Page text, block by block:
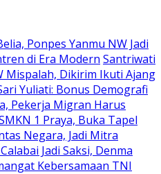
Ponpes Yanmu NW Jadi
di Era Modern Santriwati
Mispalah, Dikirim Ikuti Ajang
Yuliati: Bonus Demografi
Pekerja Migran Harus
1 Praya, Buka Tapel
Negara, Jadi Mitra
Jadi Saksi, Denma
Kebersamaan TNI